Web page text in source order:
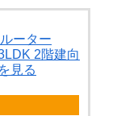
ーター
2階建向
見る